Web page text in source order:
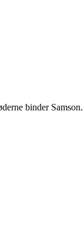
binder Samson.